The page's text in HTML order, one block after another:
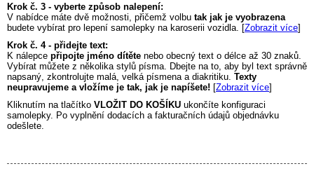
Krok č. 3 - vyberte způsob nalepení:
V nabídce máte dvě možnosti, přičemž volbu tak jak je vyobrazena
budete vybírat pro lepení samolepky na karoserii vozidla. [Zobrazit více]
Krok č. 4 - přidejte text:
K nálepce připojte jméno dítěte nebo obecný text o délce až 30 znaků.
Vybírat můžete z několika stylů písma. Dbejte na to, aby byl text správně
napsaný, zkontrolujte malá, velká písmena a diakritiku. Texty
neupravujeme a vložíme je tak, jak je napíšete! [Zobrazit více]
Kliknutím na tlačítko VLOŽIT DO KOŠÍKU ukončíte konfiguraci
samolepky. Po vyplnění dodacích a fakturačních údajů objednávku
odešlete.